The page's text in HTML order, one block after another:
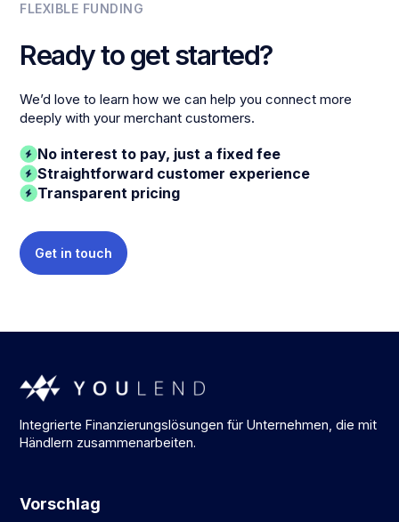
FLEXIBLE FUNDING
Ready to get started?
We’d love to learn how we can help you connect more
deeply with your merchant customers.
No interest to pay, just a fixed fee
Straightforward customer experience
Transparent pricing
Get in touch
Integrierte Finanzierungslösungen für Unternehmen, die mit
Händlern zusammenarbeiten.
Vorschlag